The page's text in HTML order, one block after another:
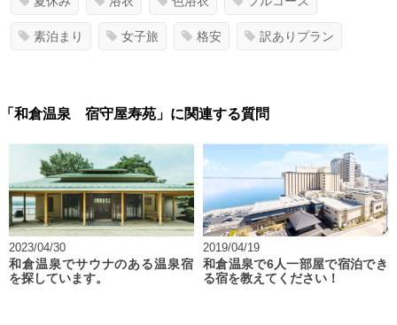
素泊まり 女子旅 格安 訳ありプラン
「和倉温泉 宿守屋寿苑」に関連する質問
2023/04/30
和倉温泉でサウナのある温泉宿
を探しています。
2019/04/19
和倉温泉で6人一部屋で宿泊でき
る宿を教えてください！